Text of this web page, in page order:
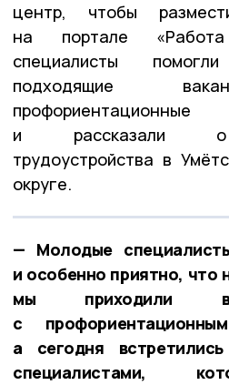
центр, чтобы
на портале
специалисты
подходящие
и рассказали о
трудоустройства в
округе.
— Молодые
и особенно приятно, что
мы
с
а сегодня
специалистами,